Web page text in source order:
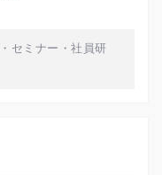
・ セミナー・社員研